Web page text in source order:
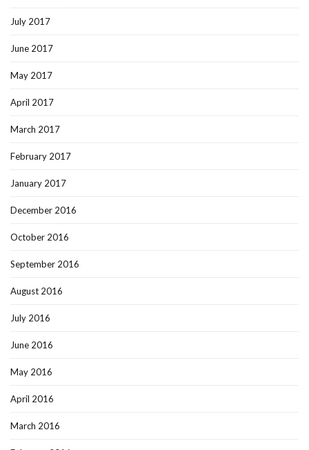
July 2017
June 2017
May 2017
April 2017
March 2017
February 2017
January 2017
December 2016
October 2016
September 2016
August 2016
July 2016
June 2016
May 2016
April 2016
March 2016